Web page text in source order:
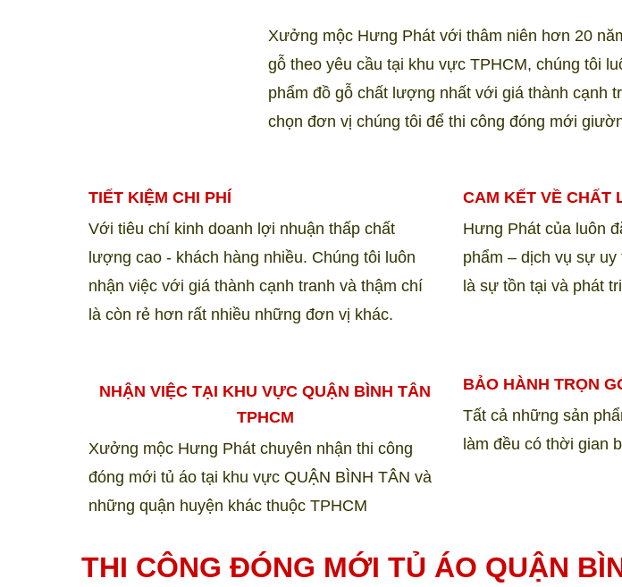
Xưởng mộc Hưng Phát với thâm niên hơn 20
gỗ theo yêu cầu tại khu vực TPHCM, chúng tôi
phẩm đồ gỗ chất lượng nhất với giá thành cạnh
chọn đơn vị chúng tôi để thi công đóng mới
TIẾT KIỆM CHI PHÍ
Với tiêu chí kinh doanh lợi nhuận thấp chất
lượng cao - khách hàng nhiều. Chúng tôi luôn
nhận việc với giá thành cạnh tranh và thậm chí
là còn rẻ hơn rất nhiều những đơn vị khác.
CAM KẾT VỀ CHẤT
Hưng Phát của luôn
phẩm – dịch vụ sự
là sự tồn tại và phát
NHẬN VIỆC TẠI KHU VỰC QUẬN BÌNH TÂN
TPHCM
Xưởng mộc Hưng Phát chuyên nhận thi công
đóng mới tủ áo tại khu vực QUẬN BÌNH TÂN và
những quận huyện khác thuộc TPHCM
BẢO HÀNH TRỌN
Tất cả những sản
làm đều có thời gian
THI CÔNG ĐÓNG MỚI TỦ ÁO QUẬN